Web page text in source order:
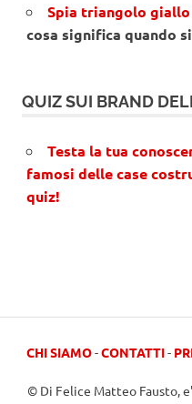
Spia triangolo
cosa significa quando
QUIZ SUI BRAND
Testa la tua
famosi delle case
quiz!
CHI SIAMO-CONTATTI-
© Di Felice Matteo Fausto,